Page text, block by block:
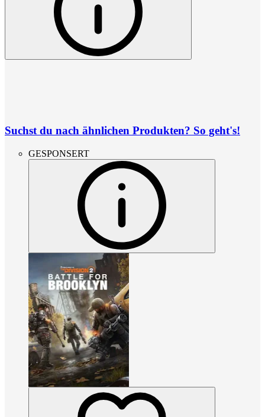
Suchst du nach ähnlichen Produkten? So geht's!
GESPONSERT